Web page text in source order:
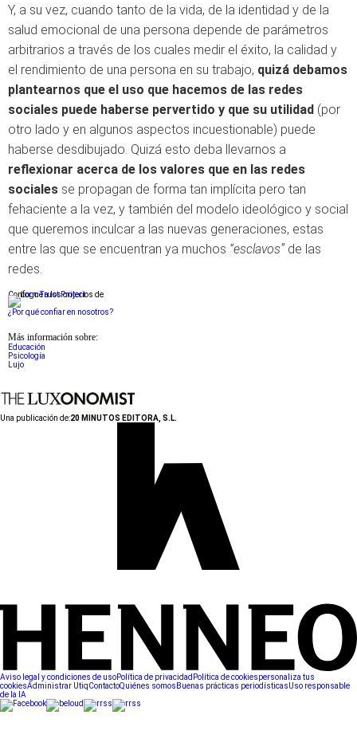
Y, a su vez, cuando tanto de la vida, de la identidad y de la
salud emocional de una persona depende de parámetros
arbitrarios a través de los cuales medir el éxito, la calidad y
el rendimiento de una persona en su trabajo, quizá debamos
plantearnos que el uso que hacemos de las redes
sociales puede haberse pervertido y que su utilidad (por
otro lado y en algunos aspectos incuestionable) puede
haberse desdibujado. Quizá esto deba llevarnos a
reflexionar acerca de los valores que en las redes
sociales se propagan de forma tan implícita pero tan
fehaciente a la vez, y también del modelo ideológico y social
que queremos inculcar a las nuevas generaciones, estas
entre las que se encuentran ya muchos “esclavos”de las
redes.
Conforme a los criterios de
¿Por qué confiar en nosotros?
Más información sobre:
Educación
Psicología
Lujo
Una publicación de:20 MINUTOS EDITORA, S.L.
Aviso legal y condiciones de usoPolítica de privacidad Política de cookiespersonaliza tus
cookiesAdministrar UtiqContactoQuiénes somos Buenas prácticas periodísticasUso responsable
de la IA